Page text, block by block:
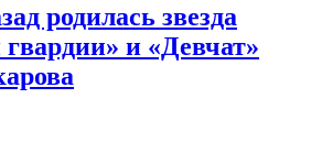
родилась звезда
и «Девчат»